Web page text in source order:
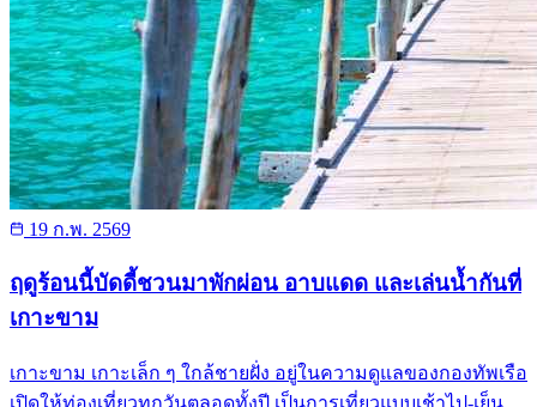
19 ก.พ. 2569
ฤดูร้อนนี้บัดดี้ชวนมาพักผ่อน อาบแดด และเล่นน้ำกันที่
เกาะขาม
เกาะขาม เกาะเล็ก ๆ ใกล้ชายฝั่ง อยู่ในความดูแลของกองทัพเรือ